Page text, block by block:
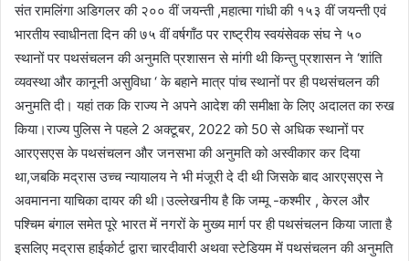
संत रामलिंगा अडिगलर की २०० वीं जयन्ती ,महात्मा गांधी की १५३ वीं जयन्ती एवं
भारतीय स्वाधीनता दिन की ७५ वीं वर्षगाँठ पर राष्ट्रीय स्वयंसेवक संघ ने ५०
स्थानों पर पथसंचलन की अनुमति प्रशासन से मांगी थी किन्तु प्रशासन ने ‘शांति
व्यवस्था और कानूनी असुविधा ‘ के बहाने मात्र पांच स्थानों पर ही पथसंचलन की
अनुमति दी। यहां तक ​​कि राज्य ने अपने आदेश की समीक्षा के लिए अदालत का रुख
किया।राज्य पुलिस ने पहले 2 अक्टूबर, 2022 को 50 से अधिक स्थानों पर
आरएसएस के पथसंचलन और जनसभा की अनुमति को अस्वीकार कर दिया
था,जबकि मद्रास उच्च न्यायालय ने भी मंजूरी दे दी थी जिसके बाद आरएसएस ने
अवमानना ​​​​याचिका दायर की थी।उल्लेखनीय है कि जम्मू -कश्मीर , केरल और
पश्चिम बंगाल समेत पूरे भारत में नगरों के मुख्य मार्ग पर ही पथसंचलन किया जाता है
इसलिए मद्रास हाईकोर्ट द्वारा चारदीवारी अथवा स्टेडियम में पथसंचलन की अनुमति